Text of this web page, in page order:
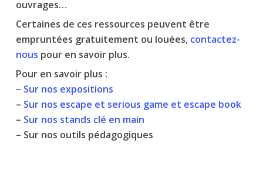
ouvrages…
Certaines de ces ressources peuvent être
empruntées gratuitement ou louées, contactez-
nous pour en savoir plus.
Pour en savoir plus :
– Sur nos expositions
– Sur nos escape et serious game et escape book
– Sur nos stands clé en main
– Sur nos outils pédagogiques